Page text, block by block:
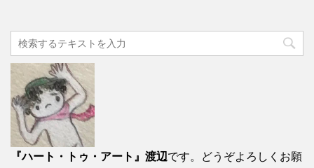
『ハート・トゥ・アート』渡辺です。どうぞよろしくお願